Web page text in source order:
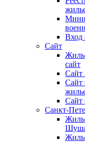
Вход
Сайт
сайт
Сайт
Сайт
Сайт
Санкт-